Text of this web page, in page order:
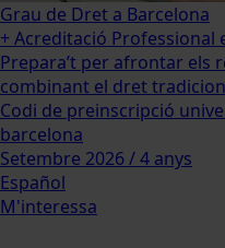
Grau de Dret a Barcelona
+ Acreditació Professional
Prepara’t per afrontar els
combinant el dret
Codi de preinscripció
barcelona
Setembre 2026 / 4 anys
Español
M'interessa